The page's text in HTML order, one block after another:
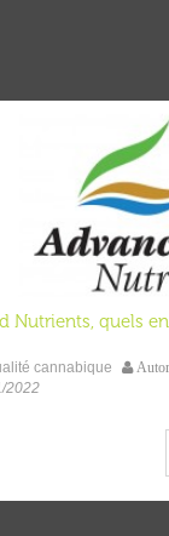
Nutrients, quels
cannabique
2022